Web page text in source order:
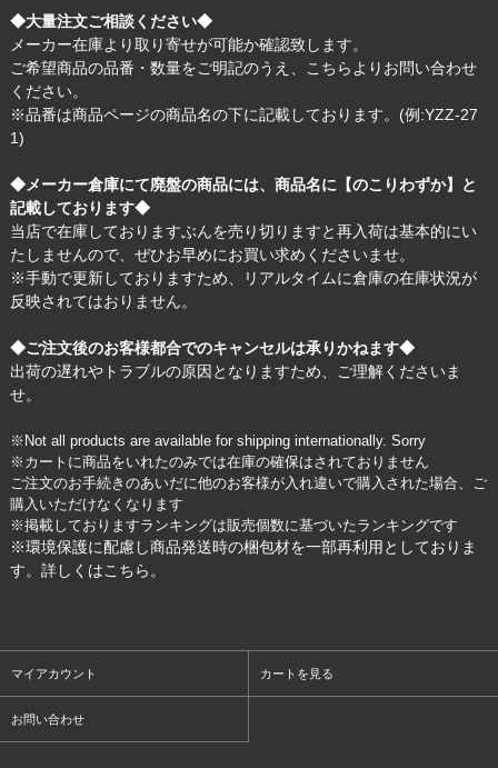
◆大量注文ご相談ください◆
メーカー在庫より取り寄せが可能か確認致します。
ご希望商品の品番・数量をご明記のうえ、
こちら よりお問い合わせ
ください。
※品番は商品ページの商品名の下に記載しております。(例:YZZ-27
1)
◆メーカー倉庫にて廃盤の商品には、商品名に【のこりわずか】と
記載しております◆
当店で在庫しておりますぶんを売り切りますと再入荷は基本的にい
たしませんので、ぜひお早めにお買い求めくださいませ。
※手動で更新しておりますため、リアルタイムに倉庫の在庫状況が
反映されてはおりません。
◆ご注文後のお客様都合でのキャンセルは承りかねます◆
出荷の遅れやトラブルの原因となりますため、ご理解くださいま
せ。
※Not all products are available for shipping internationally. Sorry
※カートに商品をいれたのみでは在庫の確保はされておりません
ご注文のお手続きのあいだに他のお客様が入れ違いで購入された場合、ご
購入いただけなくなります
※掲載しておりますランキングは販売個数に基づいたランキングです
※環境保護に配慮し商品発送時の梱包材を一部再利用としておりま
す。詳しくはこちら 。
マイアカウント カートを見る
お問い合わせ